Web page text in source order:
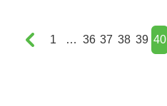
Paginasi
1 … 36 37 38 39 40